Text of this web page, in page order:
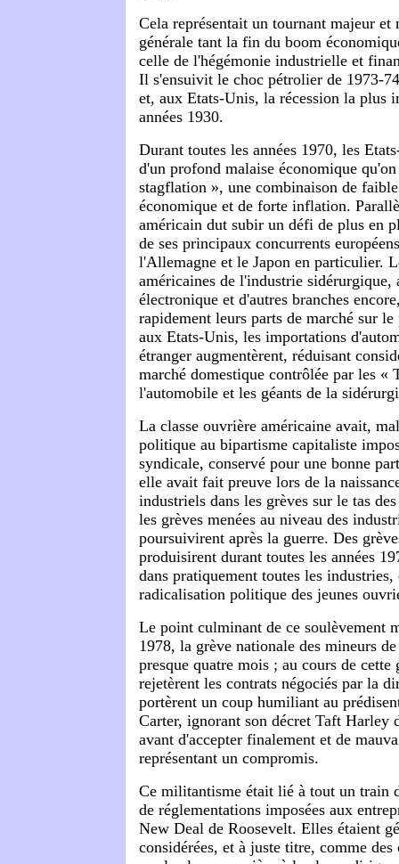
Cela représentait un tournant majeur et
générale tant la fin du boom
celle de l'hégémonie industrielle et
Il s'ensuivit le choc pétrolier de 1973-
et, aux Etats-Unis, la récession la plus
années 1930.
Durant toutes les années 1970, les
d'un profond malaise économique
stagflation », une combinaison de
économique et de forte inflation.
américain dut subir un défi de plus en
de ses principaux concurrents
l'Allemagne et le Japon en particulier.
américaines de l'industrie sidérurgique,
électronique et d'autres branches
rapidement leurs parts de marché sur
aux Etats-Unis, les importations
étranger augmentèrent, réduisant
marché domestique contrôlée par les «
l'automobile et les géants de la
La classe ouvrière américaine avait,
politique au bipartisme capitaliste
syndicale, conservé pour une bonne
elle avait fait preuve lors de la
industriels dans les grèves sur le tas
les grèves menées au niveau des
poursuivirent après la guerre. Des
produisirent durant toutes les années
dans pratiquement toutes les
radicalisation politique des jeunes
Le point culminant de ce soulèvement
1978, la grève nationale des mineurs
presque quatre mois ; au cours de cette
rejetèrent les contrats négociés par la
portèrent un coup humiliant au
Carter, ignorant son décret Taft Harley
avant d'accepter finalement et de
représentant un compromis.
Ce militantisme était lié à tout un train
de réglementations imposées aux
New Deal de Roosevelt. Elles étaient
considérées, et à juste titre, comme des